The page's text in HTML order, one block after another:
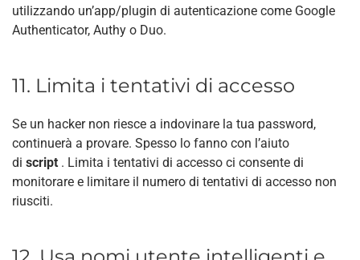
utilizzando un’app/plugin di autenticazione come Google
Authenticator, Authy o Duo.
11. Limita i tentativi di accesso
Se un hacker non riesce a indovinare la tua password,
continuerà a provare. Spesso lo fanno con l’aiuto
di script . Limita i tentativi di accesso ci consente di
monitorare e limitare il numero di tentativi di accesso non
riusciti.